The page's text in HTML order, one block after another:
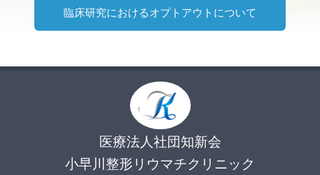
臨床研究におけるオプトアウトについて
医療法人社団知新会
小早川整形リウマチクリニック